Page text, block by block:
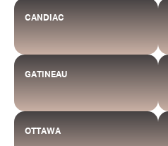
CANDIAC
GATINEAU
OTTAWA